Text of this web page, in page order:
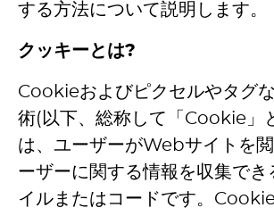
する方法について説明します。
クッキーとは?
Cookieおよびピクセルやタグ
術(以下、総称して「Cookie」
は、ユーザーがWebサイトを
ーザーに関する情報を収集でき
イルまたはコードです。